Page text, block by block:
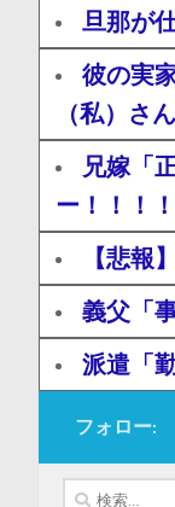
旦那が
彼の実
（私）さ
兄嫁「
ー！！！
【悲報
義父「
派遣「
フォロー:
検